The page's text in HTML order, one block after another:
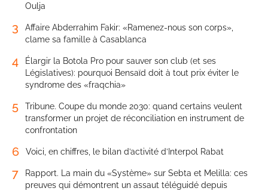
Oulja
3
Affaire Abderrahim Fakir: «Ramenez-nous son corps»,
clame sa famille à Casablanca
4
Élargir la Botola Pro pour sauver son club (et ses
Législatives): pourquoi Bensaïd doit à tout prix éviter le
syndrome des «fraqchia»
5
Tribune. Coupe du monde 2030: quand certains veulent
transformer un projet de réconciliation en instrument de
confrontation
6 Voici, en chiffres, le bilan d’activité d’Interpol Rabat
7
Rapport. La main du «Système» sur Sebta et Melilla: ces
preuves qui démontrent un assaut téléguidé depuis